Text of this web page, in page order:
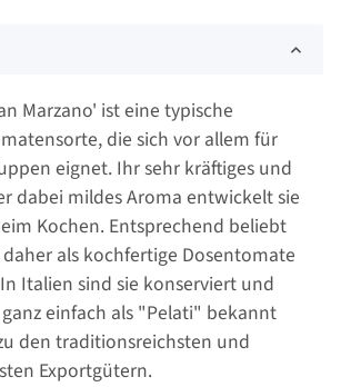
Marzano' ist eine typische
die sich vor allem für
eignet. Ihr sehr kräftiges und
dabei mildes Aroma entwickelt sie
Kochen. Entsprechend beliebt
als kochfertige Dosentomate
Italien sind sie konserviert und
einfach als "Pelati" bekannt
den traditionsreichsten und
Exportgütern.